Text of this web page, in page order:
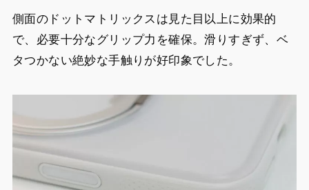
側面のドットマトリックスは見た目以上に効果的
で、必要十分なグリップ力を確保。滑りすぎず、ベ
タつかない絶妙な手触りが好印象でした。